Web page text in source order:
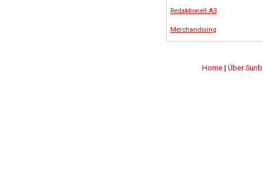
Redaktionell A3
Merchandising
Home | Über